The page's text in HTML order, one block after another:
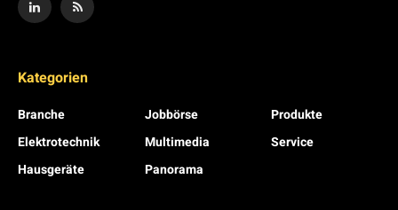
Kategorien
Branche
Elektrotechnik
Hausgeräte
Jobbörse
Multimedia
Panorama
Produkte
Service